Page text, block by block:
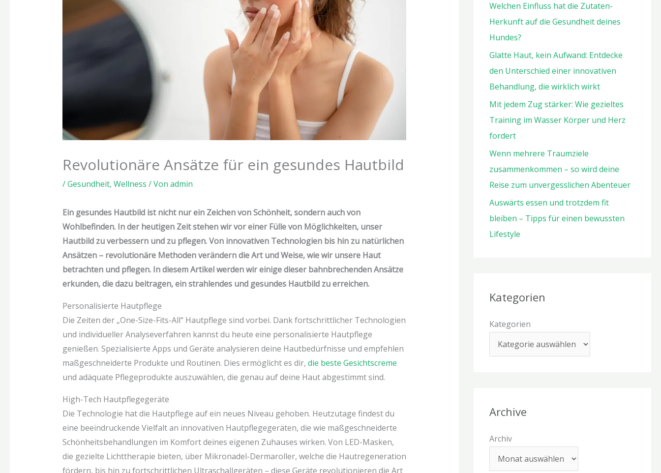
Revolutionäre Ansätze für ein gesundes Hautbild
/Gesundheit, Wellness / Von admin
Ein gesundes Hautbild ist nicht nur ein Zeichen von Schönheit, sondern auch von
Wohlbefinden. In der heutigen Zeit stehen wir vor einer Fülle von Möglichkeiten, unser
Hautbild zu verbessern und zu pflegen. Von innovativen Technologien bis hin zu natürlichen
Ansätzen – revolutionäre Methoden verändern die Art und Weise, wie wir unsere Haut
betrachten und pflegen. In diesem Artikel werden wir einige dieser bahnbrechenden Ansätze
erkunden, die dazu beitragen, ein strahlendes und gesundes Hautbild zu erreichen.
Personalisierte Hautpflege
Die Zeiten der „One-Size-Fits-All“ Hautpflege sind vorbei. Dank fortschrittlicher Technologien
und individueller Analyseverfahren kannst du heute eine personalisierte Hautpflege
genießen. Spezialisierte Apps und Geräte analysieren deine Hautbedürfnisse und empfehlen
maßgeschneiderte Produkte und Routinen. Dies ermöglicht es dir, die beste Gesichtscreme
und adäquate Pflegeprodukte auszuwählen, die genau auf deine Haut abgestimmt sind.
High-Tech Hautpflegegeräte
Die Technologie hat die Hautpflege auf ein neues Niveau gehoben. Heutzutage findest du
eine beeindruckende Vielfalt an innovativen Hautpflegegeräten, die wie maßgeschneiderte
Schönheitsbehandlungen im Komfort deines eigenen Zuhauses wirken. Von LED-Masken,
die gezielte Lichttherapie bieten, über Mikronadel-Dermaroller, welche die Hautregeneration
fördern, bis hin zu fortschrittlichen Ultraschallgeräten – diese Geräte revolutionieren die Art
Welchen Einfluss hat die Zutaten-
Herkunft auf die Gesundheit deines
Hundes?
Glatte Haut, kein Aufwand: Entdecke
den Unterschied einer innovativen
Behandlung, die wirklich wirkt
Mit jedem Zug stärker: Wie gezieltes
Training im Wasser Körper und Herz
fordert
Wenn mehrere Traumziele
zusammenkommen – so wird deine
Reise zum unvergesslichen Abenteuer
Auswärts essen und trotzdem fit
bleiben – Tipps für einen bewussten
Lifestyle
Kategorien
Kategorien
Archive
Archiv